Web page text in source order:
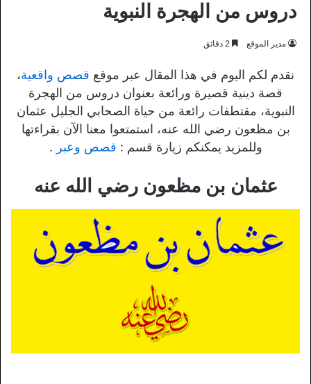
دروس من الهجرة النبوية
مدير الموقع
نقدم لكم اليوم في هذا المقال عبر موقع قصص واقعية،
قصة دينية قصيرة ورائعة بعنوان دروس من الهجرة
النبوية، مقتطفات رائعة من حياة الصحابي الجليل عثمان
بن مظعون رضي الله عنه، استمتعوا معنا الآن بقراءتها
وللمزيد يمكنكم زيارة قسم : قصص وعبر .
عثمان بن مظعون رضي الله عنه